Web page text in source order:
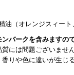
（オレンジスィー
バークを含みますの
には問題ございません
りや色に違いが生じ